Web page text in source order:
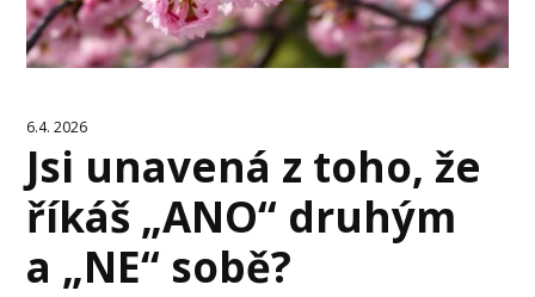
6.4. 2026
Jsi unavená z toho, že
říkáš „ANO“ druhým
a „NE“ sobě?